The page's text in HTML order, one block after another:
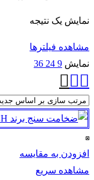
نمایش یک نتیجه
مشاهده فیلترها
نمایش 9
24
36
افزودن به مقایسه
مشاهده سریع